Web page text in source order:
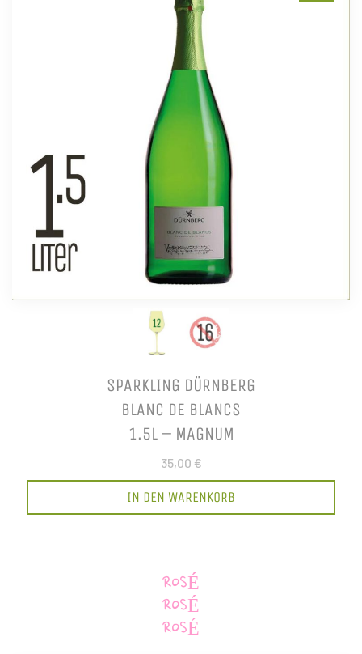
SPARKLING DÜRNBERG
BLANC DE BLANCS
1.5L – MAGNUM
35,00 €
IN DEN WARENKORB
ROSÉ
ROSÉ
ROSÉ